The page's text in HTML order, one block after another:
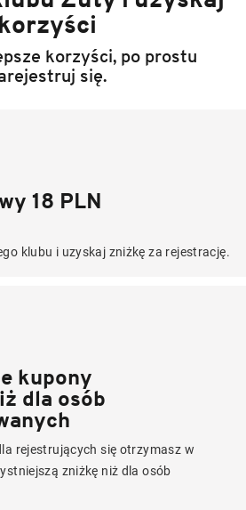
korzyści
korzyści, po prostu
się.
18 PLN
klubu i uzyskaj zniżkę za rejestrację.
kupony
dla osób
rejestrujących się otrzymasz w
zniżkę niż dla osób